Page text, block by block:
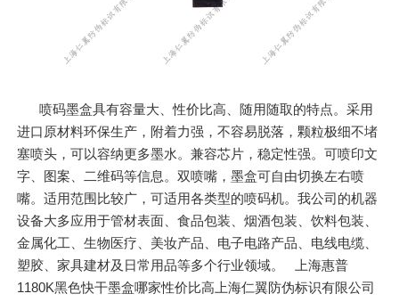
喷码墨盒具有容量大、性价比高、随用随取的特点。采用
进口原材料环保生产，附着力强，不容易脱落，颗粒极细不堵
塞喷头，可以容纳更多墨水。兼容芯片，稳定性强。可喷印文
字、图案、二维码等信息。双喷嘴，墨盒可自由切换左右喷
嘴。适用范围比较广，可适用各类型的喷码机。我公司的机器
设备大多应用于管材表面、食品包装、烟酒包装、饮料包装、
金属化工、生物医疗、美妆产品、电子电路产品、电线电缆、
塑胶、家具建材及日常用品等多个行业领域。 上海惠普
1180K黑色快干墨盒哪家性价比高上海仁翼防伪标识有限公司